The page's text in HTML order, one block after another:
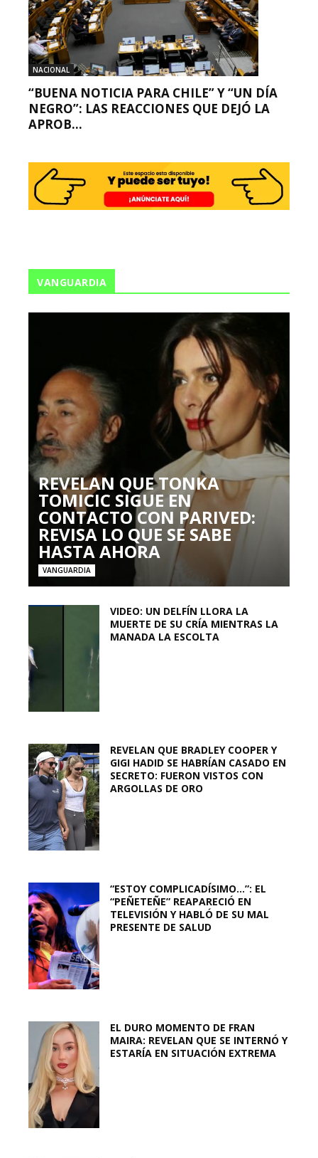
NACIONAL
“BUENA NOTICIA PARA CHILE” Y “UN DÍA
NEGRO”: LAS REACCIONES QUE DEJÓ LA
APROB...
VANGUARDIA
REVELAN QUE TONKA
TOMICIC SIGUE EN
CONTACTO CON PARIVED:
REVISA LO QUE SE SABE
HASTA AHORA
VANGUARDIA
VIDEO: UN DELFÍN LLORA LA
MUERTE DE SU CRÍA MIENTRAS LA
MANADA LA ESCOLTA
REVELAN QUE BRADLEY COOPER Y
GIGI HADID SE HABRÍAN CASADO EN
SECRETO: FUERON VISTOS CON
ARGOLLAS DE ORO
“ESTOY COMPLICADÍSIMO…”: EL
“PEÑETEÑE” REAPARECIÓ EN
TELEVISIÓN Y HABLÓ DE SU MAL
PRESENTE DE SALUD
EL DURO MOMENTO DE FRAN
MAIRA: REVELAN QUE SE INTERNÓ Y
ESTARÍA EN SITUACIÓN EXTREMA